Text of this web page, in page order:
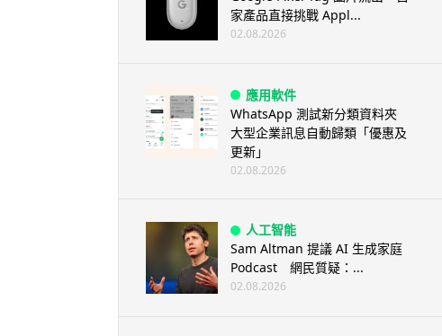
家產品直接挑戰 Appl...
02.08.2026
應用軟件
WhatsApp 測試新分類資料夾
大型企業訊息自動歸類「優惠及
更新」
02.08.2026
人工智能
Sam Altman 提議 AI 生成家庭
Podcast 網民質疑：...
02.08.2026